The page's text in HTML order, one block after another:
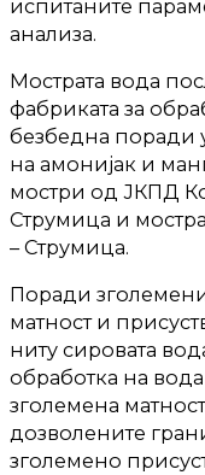
испитаните
анализа.
Мострата вода
фабриката за
безбедна поради
на амонијак и
мостри од ЈКПД
Струмица и
– Струмица.
Поради
матност и
ниту сировата
обработка на
зголемена
дозволените
зголемено